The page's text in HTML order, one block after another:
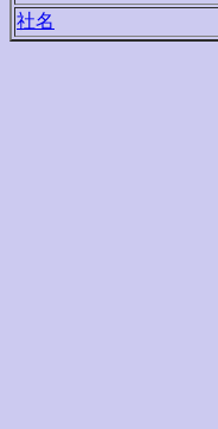
社名